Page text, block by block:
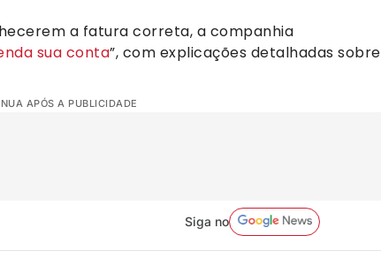
a fatura correta, a companhia
sua conta”, com explicações detalhadas sobre
APÓS A PUBLICIDADE
Siga no